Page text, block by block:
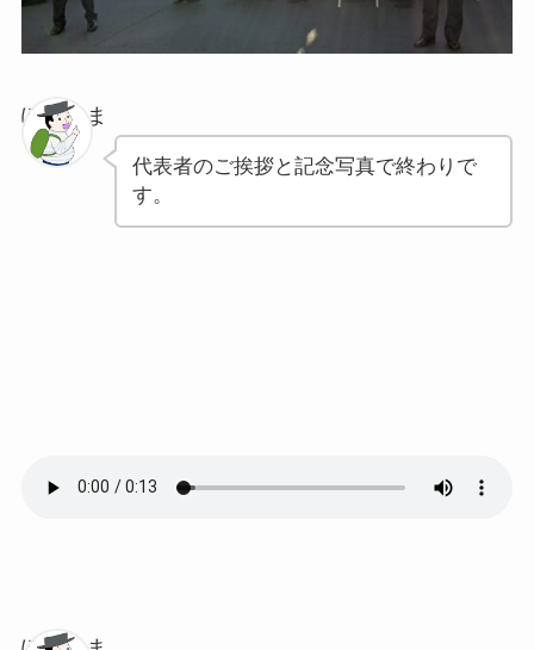
ぽちゃま
代表者のご挨拶と記念写真で終わりで
す。